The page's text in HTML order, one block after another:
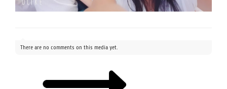
There are no comments on this media yet.